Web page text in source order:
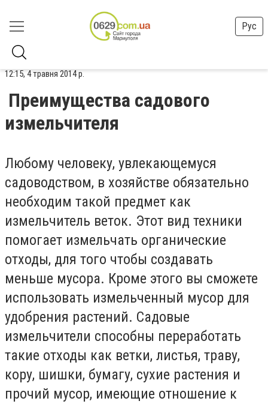
Рус
12:15, 4 травня 2014 р.
Преимущества садового
измельчителя
Любому человеку, увлекающемуся
садоводством, в хозяйстве обязательно
необходим такой предмет как
измельчитель веток. Этот вид техники
помогает измельчать органические
отходы, для того чтобы создавать
меньше мусора. Кроме этого вы сможете
использовать измельченный мусор для
удобрения растений. Садовые
измельчители способны переработать
такие отходы как ветки, листья, траву,
кору, шишки, бумагу, сухие растения и
прочий мусор, имеющие отношение к